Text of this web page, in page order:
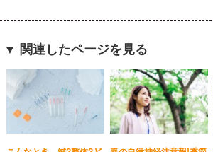
▼ 関連したページを見る